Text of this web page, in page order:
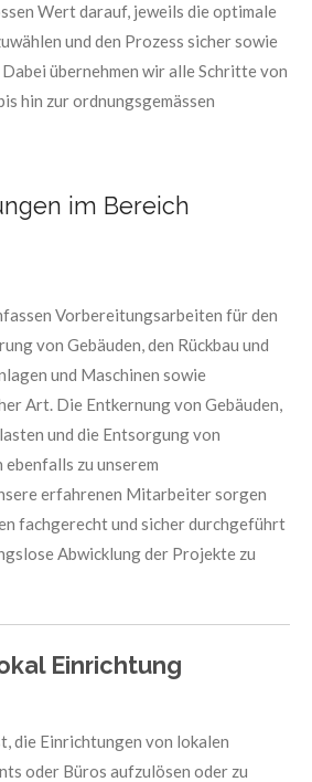
Wert darauf, jeweils die optimale
und den Prozess sicher sowie
übernehmen wir alle Schritte von
hin zur ordnungsgemässen
im Bereich
Vorbereitungsarbeiten für den
von Gebäuden, den Rückbau und
und Maschinen sowie
Art. Die Entkernung von Gebäuden,
und die Entsorgung von
zu unserem
erfahrenen Mitarbeiter sorgen
fachgerecht und sicher durchgeführt
Abwicklung der Projekte zu
Einrichtung
die Einrichtungen von lokalen
oder Büros aufzulösen oder zu